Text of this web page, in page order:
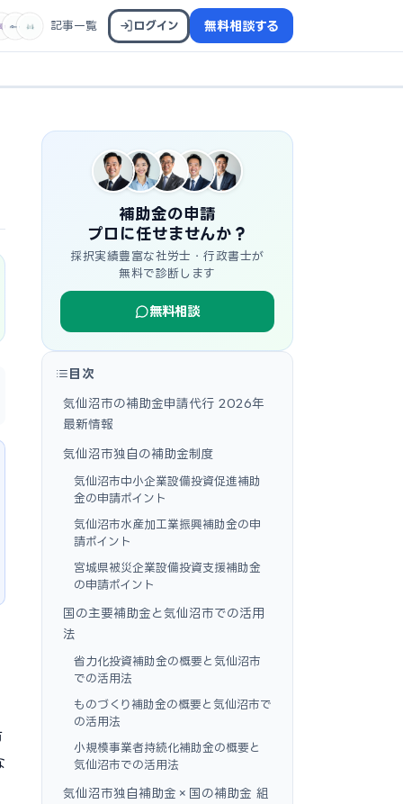
記事一覧 ログイン 無料相談する
補助金の申請
プロに任せませんか？
採択実績豊富な社労士・行政書士が
無料で診断します
無料相談
目次
気仙沼市の補助金申請代行 2026年
最新情報
気仙沼市独自の補助金制度
気仙沼市中小企業設備投資促進補助
金の申請ポイント
気仙沼市水産加工業振興補助金の申
請ポイント
宮城県被災企業設備投資支援補助金
の申請ポイント
国の主要補助金と気仙沼市での活用
法
省力化投資補助金の概要と気仙沼市
での活用法
ものづくり補助金の概要と気仙沼市で
の活用法
小規模事業者持続化補助金の概要と
気仙沼市での活用法
気仙沼市独自補助金×国の補助金 組